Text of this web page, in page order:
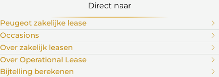
Direct naar
Peugeot zakelijke lease
Occasions
Over zakelijk leasen
Over Operational Lease
Bijtelling berekenen